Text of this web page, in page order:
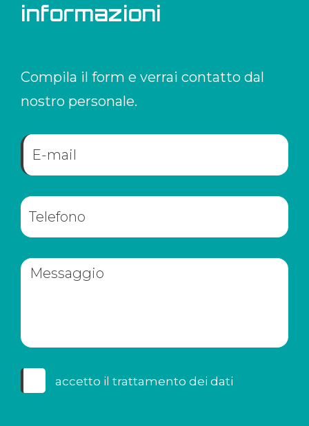
informazioni
Compila il form e verrai contatto dal
nostro personale.
accetto il trattamento dei dati